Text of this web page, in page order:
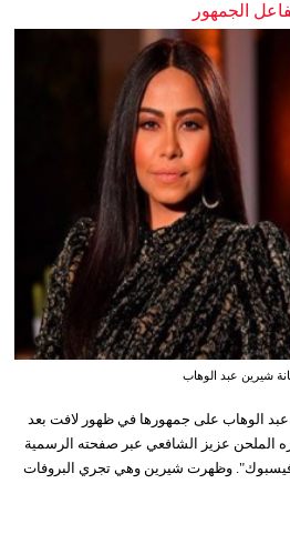
الجمهور
شيرين عبد الوهاب
الوهاب على جمهورها في ظهور لافت بعد
الملحن عزيز الشافعي عبر صفحته الرسمية
وظهرت شيرين وهي تجري البروفات